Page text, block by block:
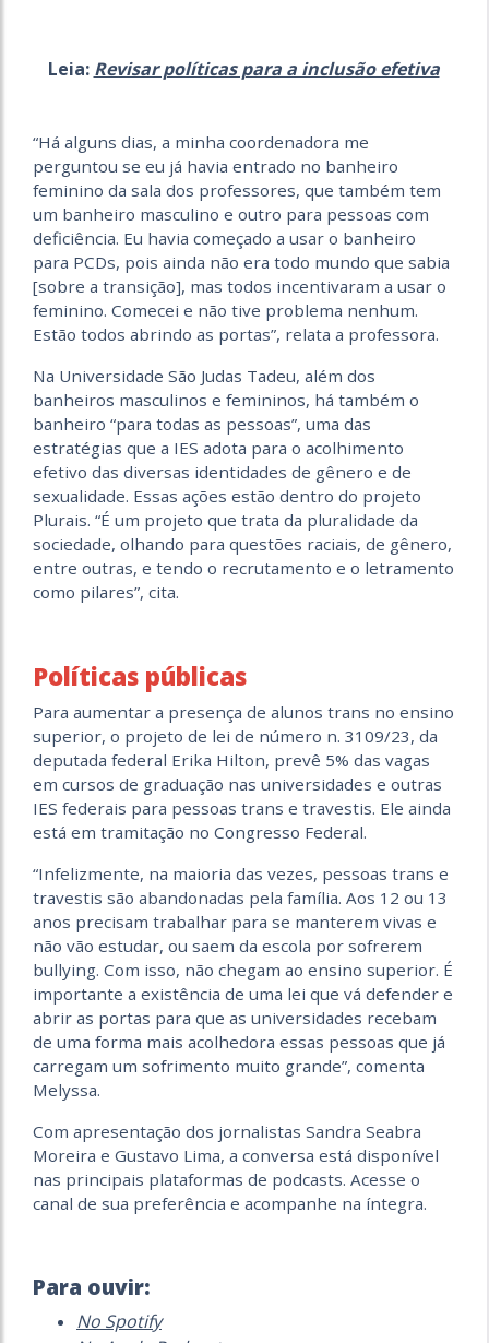
Leia: Revisar políticas para a inclusão efetiva
“Há alguns dias, a minha coordenadora me
perguntou se eu já havia entrado no banheiro
feminino da sala dos professores, que também tem
um banheiro masculino e outro para pessoas com
deficiência. Eu havia começado a usar o banheiro
para PCDs, pois ainda não era todo mundo que sabia
[sobre a transição], mas todos incentivaram a usar o
feminino. Comecei e não tive problema nenhum.
Estão todos abrindo as portas”, relata a professora.
Na Universidade São Judas Tadeu, além dos
banheiros masculinos e femininos, há também o
banheiro “para todas as pessoas”, uma das
estratégias que a IES adota para o acolhimento
efetivo das diversas identidades de gênero e de
sexualidade. Essas ações estão dentro do projeto
Plurais. “É um projeto que trata da pluralidade da
sociedade, olhando para questões raciais, de gênero,
entre outras, e tendo o recrutamento e o letramento
como pilares”, cita.
Políticas públicas
Para aumentar a presença de alunos trans no ensino
superior, o projeto de lei de número n. 3109/23, da
deputada federal Erika Hilton, prevê 5% das vagas
em cursos de graduação nas universidades e outras
IES federais para pessoas trans e travestis. Ele ainda
está em tramitação no Congresso Federal.
“Infelizmente, na maioria das vezes, pessoas trans e
travestis são abandonadas pela família. Aos 12 ou 13
anos precisam trabalhar para se manterem vivas e
não vão estudar, ou saem da escola por sofrerem
bullying. Com isso, não chegam ao ensino superior. É
importante a existência de uma lei que vá defender e
abrir as portas para que as universidades recebam
de uma forma mais acolhedora essas pessoas que já
carregam um sofrimento muito grande”, comenta
Melyssa.
Com apresentação dos jornalistas Sandra Seabra
Moreira e Gustavo Lima, a conversa está disponível
nas principais plataformas de podcasts. Acesse o
canal de sua preferência e acompanhe na íntegra.
Para ouvir:
No Spotify